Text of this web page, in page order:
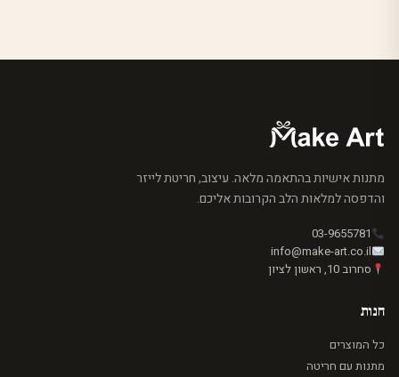
מתנות אישיות בהתאמה מלאה. עיצוב, חריטת לייזר
והדפסה למלאות הלב הקרובות אליכם.
03-9655781
info@make-art.co.il
סחרוב 10, ראשון לציון
חנות
כל המוצרים
מתנות עם חריטה